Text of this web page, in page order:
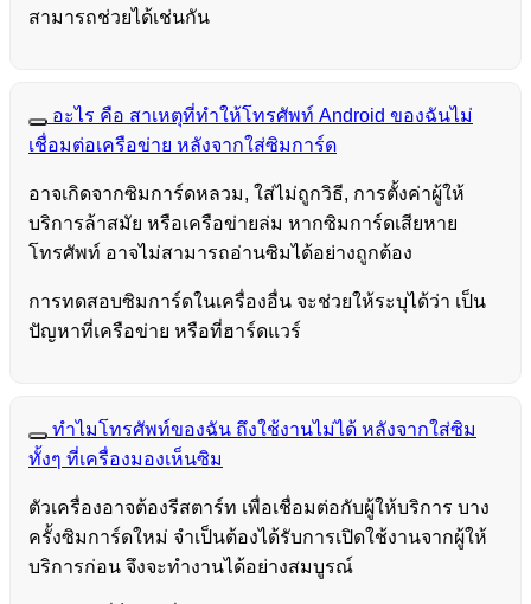
สามารถช่วยได้เช่นกัน
อะไร คือ สาเหตุที่ทำให้โทรศัพท์ Android ของฉันไม่
เชื่อมต่อเครือข่าย หลังจากใส่ซิมการ์ด
อาจเกิดจากซิมการ์ดหลวม, ใส่ไม่ถูกวิธี, การตั้งค่าผู้ให้
บริการล้าสมัย หรือเครือข่ายล่ม หากซิมการ์ดเสียหาย
โทรศัพท์ อาจไม่สามารถอ่านซิมได้อย่างถูกต้อง
การทดสอบซิมการ์ดในเครื่องอื่น จะช่วยให้ระบุได้ว่า เป็น
ปัญหาที่เครือข่าย หรือที่ฮาร์ดแวร์
ทำไมโทรศัพท์ของฉัน ถึงใช้งานไม่ได้ หลังจากใส่ซิม
ทั้งๆ ที่เครื่องมองเห็นซิม
ตัวเครื่องอาจต้องรีสตาร์ท เพื่อเชื่อมต่อกับผู้ให้บริการ บาง
ครั้งซิมการ์ดใหม่ จำเป็นต้องได้รับการเปิดใช้งานจากผู้ให้
บริการก่อน จึงจะทำงานได้อย่างสมบูรณ์